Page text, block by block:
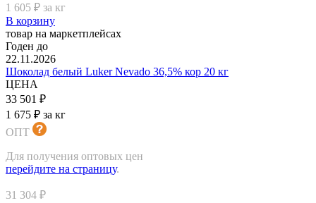
1 605 ₽ за кг
В корзину
товар на маркетплейсах
Годен до
22.11.2026
Шоколад белый Luker Nevado 36,5% кор 20 кг
ЦЕНА
33 501 ₽
1 675 ₽ за кг
ОПТ
Для получения оптовых цен
перейдите на страницу.
31 304 ₽